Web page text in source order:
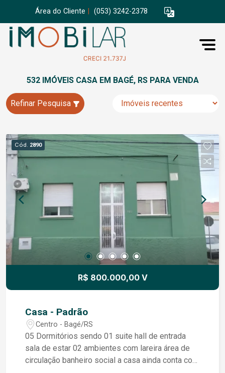
Área do Cliente (053) 3242-2378
532 IMÓVEIS CASA EM BAGÉ, RS PARA VENDA
Refinar Pesquisa
Cód. 2890
R$ 800.000,00 V
Casa - Padrão
Centro - Bagé/RS
05 Dormitórios sendo 01 suite hall de entrada
sala de estar 02 ambientes com lareira área de
circulação banheiro social a casa ainda conta com